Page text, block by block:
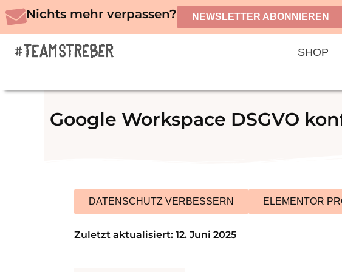
Zum
Inhalt
springen
Nichts mehr verpassen? NEWSLETTER ABONNIEREN
SHOP
Google Workspace DSGVO
DATENSCHUTZ VERBESSERN ELEMENTOR
Zuletzt aktualisiert: 12. Juni 2025